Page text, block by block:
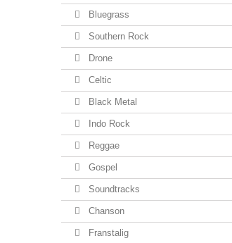
Bluegrass
Southern Rock
Drone
Celtic
Black Metal
Indo Rock
Reggae
Gospel
Soundtracks
Chanson
Franstalig